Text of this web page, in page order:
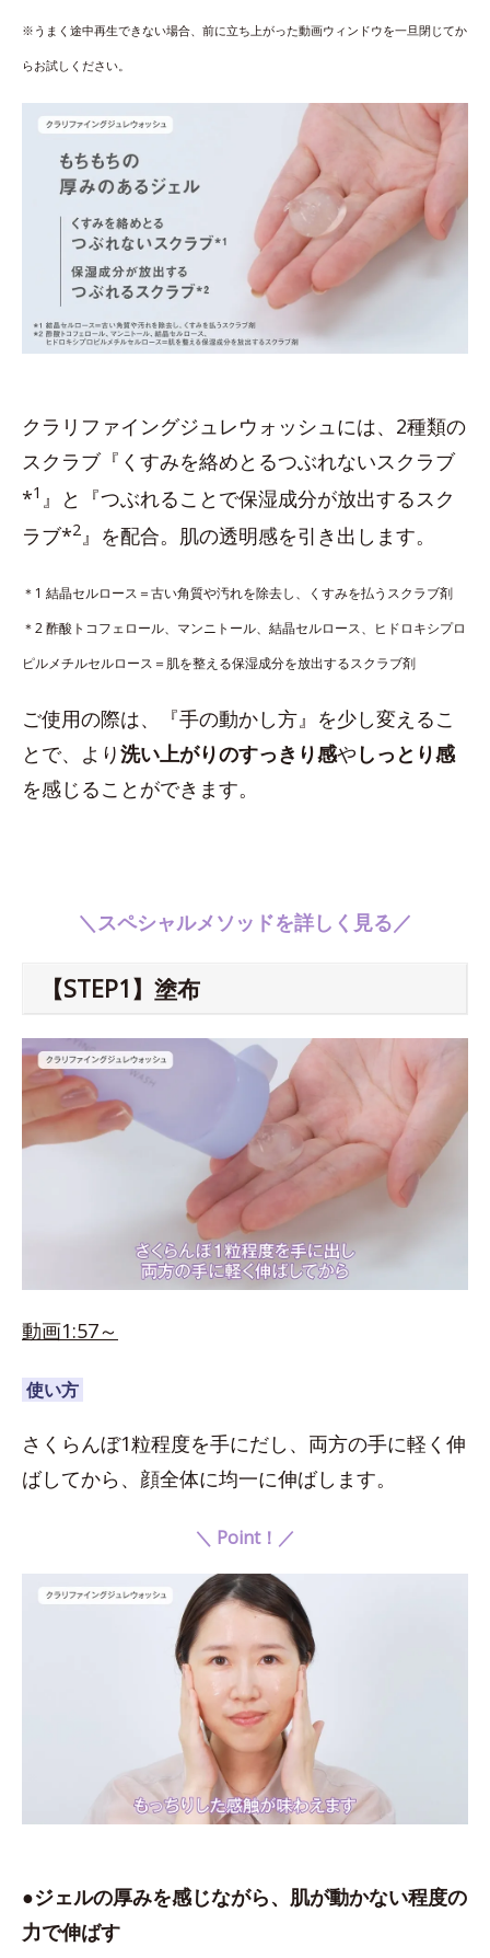
※うまく途中再生できない場合、前に立ち上がった動画ウィンドウを一旦閉じてか
らお試しください。
クラリファイングジュレウォッシュには、2種類の
スクラブ『くすみを絡めとるつぶれないスクラブ
*1 』と『つぶれることで保湿成分が放出するスク
ラブ*2』を配合。肌の透明感を引き出します。
＊1 結晶セルロース＝古い角質や汚れを除去し、くすみを払うスクラブ剤
＊2 酢酸トコフェロール、マンニトール、結晶セルロース、ヒドロキシプロ
ピルメチルセルロース＝肌を整える保湿成分を放出するスクラブ剤
ご使用の際は、『手の動かし方』を少し変えるこ
とで、より洗い上がりのすっきり感や しっとり感
を感じることができます。
＼スペシャルメソッドを詳しく見る／
【STEP1】塗布
動画1:57～
使い方
さくらんぼ1粒程度を手にだし、両方の手に軽く伸
ばしてから、顔全体に均一に伸ばします。
＼ Point！／
●ジェルの厚みを感じながら、肌が動かない程度の
力で伸ばす